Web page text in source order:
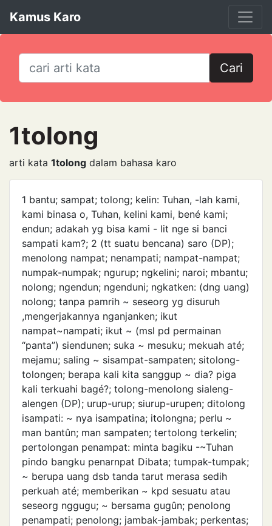
Kamus Karo
Cari
1tolong
arti kata 1tolong dalam bahasa karo
1 bantu; sampat; tolong; kelin: Tuhan, -lah kami,
kami binasa o, Tuhan, kelini kami, bené kami;
endun; adakah yg bisa kami - lit nge si banci
sampati kam?; 2 (tt suatu bencana) saro (DP);
menolong nampat; nenampati; nampat-nampat;
numpak-numpak; ngurup; ngkelini; naroi; mbantu;
nolong; ngendun; ngenduni; ngkatken: (dng uang)
nolong; tanpa pamrih ~ seseorg yg disuruh
,mengerjakannya nganjanken; ikut
nampat~nampati; ikut ~ (msl pd permainan
“panta”) siendunen; suka ~ mesuku; mekuah até;
mejamu; saling ~ sisampat-sampaten; sitolong-
tolongen; berapa kali kita sanggup ~ dia? piga
kali terkuahi bagé?; tolong-menolong sialeng-
alengen (DP); urup-urup; siurup-urupen; ditolong
isampati: ~ nya isampatina; itolongna; perlu ~
man bantûn; man sampaten; tertolong terkelin;
pertolongan penampat: minta bagiku -~Tuhan
pindo bangku penarnpat Dibata; tumpak-tumpak;
~ berupa uang dsb tanda tarut merasa sedih
perkuah até; memberikan ~ kpd sesuatu atau
seseorg nggugu; ~ bersama gugûn; penolong
penampati; penolong; jambak-jambak; perkentas;